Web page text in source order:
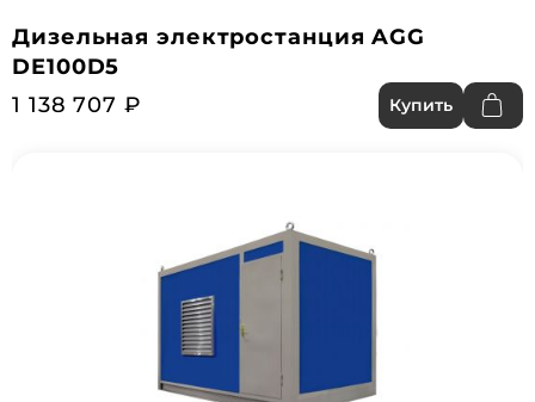
Дизельная электростанция AGG
DE100D5
1 138 707 ₽
Купить